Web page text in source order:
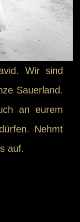
Wir sind
Sauerland.
an eurem
Nehmt
auf.